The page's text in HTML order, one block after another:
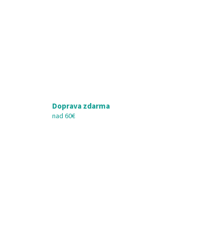
Doprava zdarma
nad 60€